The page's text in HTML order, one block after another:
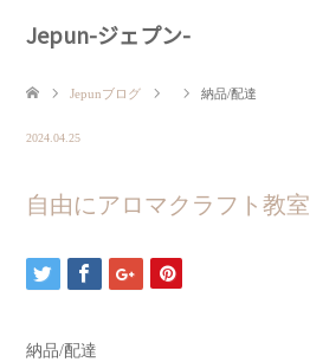
Jepun-ジェプン-
Jepunブログ 納品/配達
2024.04.25
自由にアロマクラフト教室
納品/配達